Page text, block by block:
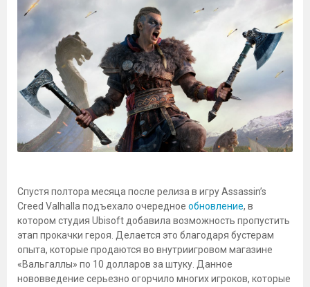
Спустя полтора месяца после релиза в игру Assassin’s
Creed Valhalla подъехало очередное обновление, в
котором студия Ubisoft добавила возможность пропустить
этап прокачки героя. Делается это благодаря бустерам
опыта, которые продаются во внутриигровом магазине
«Вальгаллы» по 10 долларов за штуку. Данное
нововведение серьезно огорчило многих игроков, которые